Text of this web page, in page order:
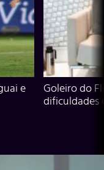
e
Goleiro do
dificuldades